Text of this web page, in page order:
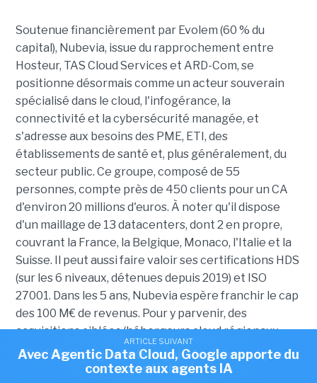
ARTICLE SUIVANT
Trois hébergeurs français fusionnent pour
créer Nubevia
Soutenue financièrement par Evolem (60 % du
capital), Nubevia, issue du rapprochement entre
Hosteur, TAS Cloud Services et ARD-Com, se
positionne désormais comme un acteur souverain
spécialisé dans le cloud, l'infogérance, la
connectivité et la cybersécurité managée, et
s'adresse aux besoins des PME, ETI, des
établissements de santé et, plus généralement, du
secteur public. Ce groupe, composé de 55
personnes, compte près de 450 clients pour un CA
d'environ 20 millions d'euros. À noter qu'il dispose
d'un maillage de 13 datacenters, dont 2 en propre,
couvrant la France, la Belgique, Monaco, l'Italie et la
Suisse. Il peut aussi faire valoir ses certifications HDS
(sur les 6 niveaux, détenues depuis 2019) et ISO
27001. Dans les 5 ans, Nubevia espère franchir le cap
des 100 M€ de revenus. Pour y parvenir, des
acquisitions ciblées (hébergeurs cloud régionaux,
spécialistes en cybersécurité) sont envisagées pour
densifier son maillage territorial, accélérer sa
ARTICLE SUIVANT
Avec Agentic Data Cloud, Google apporte du
contexte aux agents IA